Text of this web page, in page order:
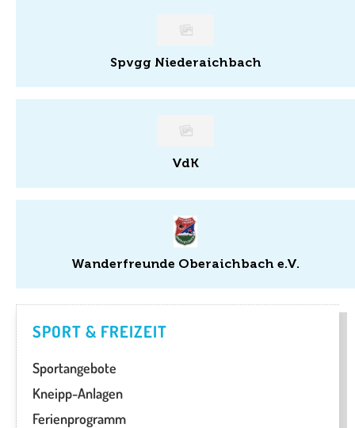
Spvgg Niederaichbach
VdK
Wanderfreunde Oberaichbach e.V.
SPORT & FREIZEIT
Sportangebote
Kneipp-Anlagen
Ferienprogramm